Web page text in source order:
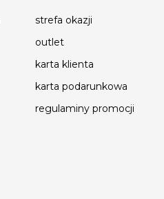
strefa okazji
outlet
karta klienta
karta podarunkowa
regulaminy promocji